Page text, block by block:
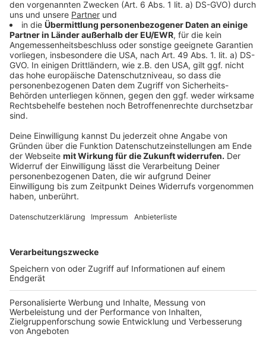
©Radio MK | Daniel Brocke
Dort stand die Rahmedetalbrücke
Anzeige
Rahmedetalbrücke: Viele weitere Brücken in
NRW sind marode
Anzeige
Nach einigen Prüfungen von Brücken in Nordrhein-
Westfalen stellt sich heraus: Nicht nur die
Rahmedetalbrücke ist in einem schlechten Zustand.
NRW sind mehre 100 Brücken sanierungsbedürftig
die Sanierungskosten werden bereits 1,8 Milliarden
Euro kalkuliert. Grund für den schlechten Zustand der
Brücken ist die zuvor mangelnde Sanierung dieser. "
haben uns jahrzehntelang zu wenig um die vorhandene
Infrastruktur gekümmert. Das holt uns jetzt mit
kaputten Brücken ein", sagt Umwelt- und